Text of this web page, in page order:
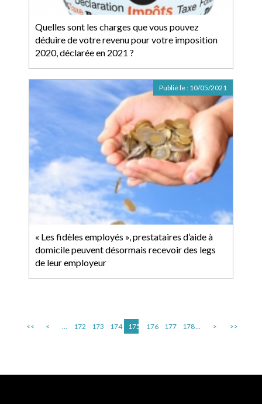
Quelles sont les charges que vous pouvez
déduire de votre revenu pour votre imposition
2020, déclarée en 2021 ?
« Les fidèles employés », prestataires d’aide à
domicile peuvent désormais recevoir des legs
de leur employeur
Publié le : 10/05/2021
<< < ... 172 173 174 175 176 177 178... > >>